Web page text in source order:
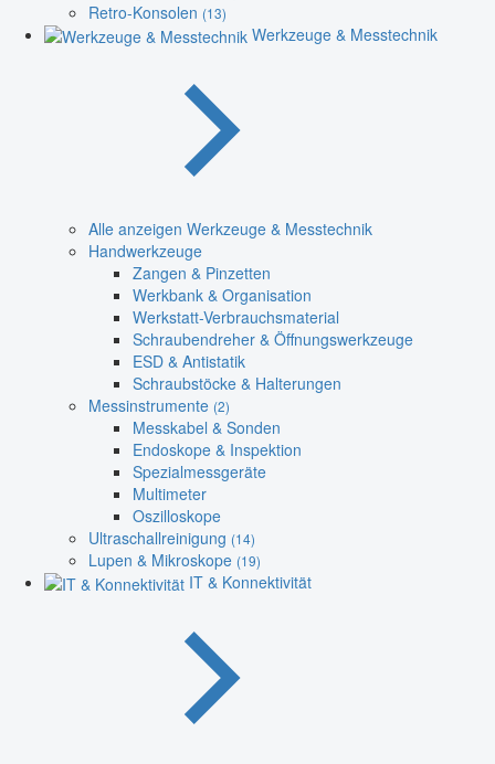
Retro-Konsolen (13)
Werkzeuge & Messtechnik
Alle anzeigen Werkzeuge & Messtechnik
Handwerkzeuge
Zangen & Pinzetten
Werkbank & Organisation
Werkstatt-Verbrauchsmaterial
Schraubendreher & Öffnungswerkzeuge
ESD & Antistatik
Schraubstöcke & Halterungen
Messinstrumente (2)
Messkabel & Sonden
Endoskope & Inspektion
Spezialmessgeräte
Multimeter
Oszilloskope
Ultraschallreinigung (14)
Lupen & Mikroskope (19)
IT & Konnektivität